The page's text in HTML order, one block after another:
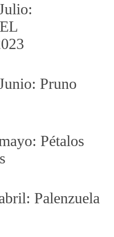
Pruno
Pétalos
Palenzuela